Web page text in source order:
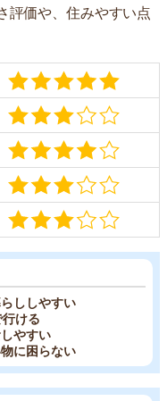
評価や、住みやすい点
ししやすい
ける
やすい
に困らない